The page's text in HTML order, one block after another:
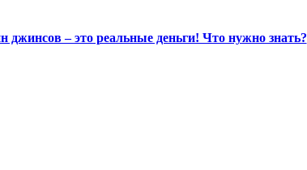
джинсов – это реальные деньги! Что нужно знать?